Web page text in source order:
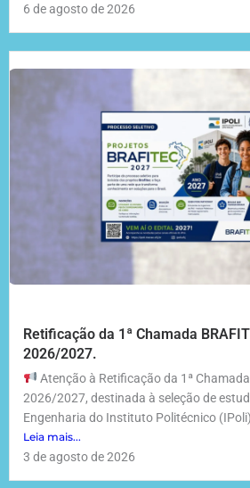
6 de agosto de 2026
Retificação da 1ª Chamada
2026/2027.
Atenção à Retificação da 1ª
2026/2027, destinada à seleção de
Engenharia do Instituto Politécnico
Leia mais...
3 de agosto de 2026